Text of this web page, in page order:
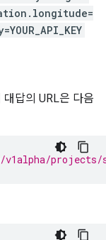
답의 URL은 다음
v1alpha/